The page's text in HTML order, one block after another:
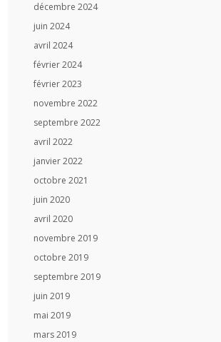
décembre 2024
juin 2024
avril 2024
février 2024
février 2023
novembre 2022
septembre 2022
avril 2022
janvier 2022
octobre 2021
juin 2020
avril 2020
novembre 2019
octobre 2019
septembre 2019
juin 2019
mai 2019
mars 2019